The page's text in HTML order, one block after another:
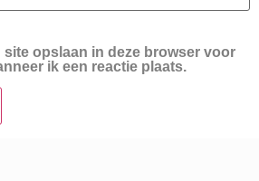
site opslaan in deze browser voor
ik een reactie plaats.